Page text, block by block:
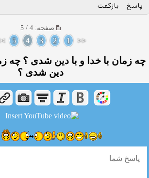
پاسخ بازگفت
صفحه: 4 / 5
<<
1
2
3
4
5
چه زمان با خدا و با دین شدی ؟ چه
دین شدی ؟